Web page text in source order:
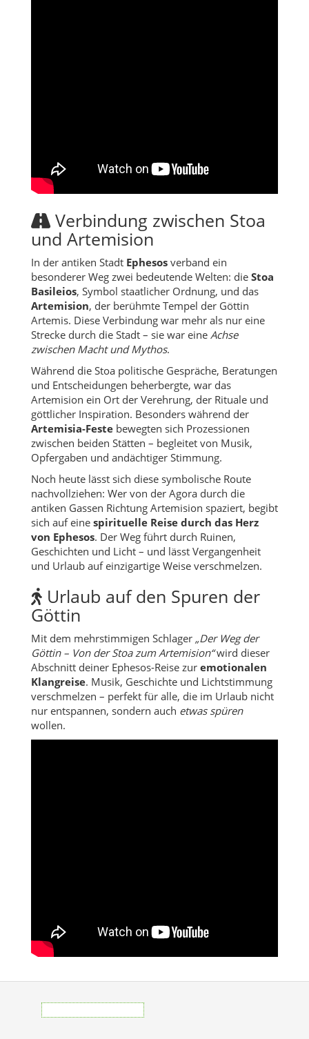
Verbindung zwischen Stoa
und Artemision
In der antiken Stadt Ephesos verband ein
besonderer Weg zwei bedeutende Welten: die Stoa
Basileios, Symbol staatlicher Ordnung, und das
Artemision, der berühmte Tempel der Göttin
Artemis. Diese Verbindung war mehr als nur eine
Strecke durch die Stadt – sie war eine Achse
zwischen Macht und Mythos.
Während die Stoa politische Gespräche, Beratungen
und Entscheidungen beherbergte, war das
Artemision ein Ort der Verehrung, der Rituale und
göttlicher Inspiration. Besonders während der
Artemisia-Feste bewegten sich Prozessionen
zwischen beiden Stätten – begleitet von Musik,
Opfergaben und andächtiger Stimmung.
Noch heute lässt sich diese symbolische Route
nachvollziehen: Wer von der Agora durch die
antiken Gassen Richtung Artemision spaziert, begibt
sich auf eine spirituelle Reise durch das Herz
von Ephesos. Der Weg führt durch Ruinen,
Geschichten und Licht – und lässt Vergangenheit
und Urlaub auf einzigartige Weise verschmelzen.
Urlaub auf den Spuren der
Göttin
Mit dem mehrstimmigen Schlager „Der Weg der
Göttin – Von der Stoa zum Artemision“wird dieser
Abschnitt deiner Ephesos-Reise zur emotionalen
Klangreise. Musik, Geschichte und Lichtstimmung
verschmelzen – perfekt für alle, die im Urlaub nicht
nur entspannen, sondern auch etwas spüren
wollen.